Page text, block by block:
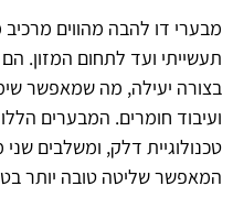
מבערי דו להבה מהווים מרכיב
תעשייתי ועד לתחום המזון.
בצורה יעילה, מה שמאפשר
ועיבוד חומרים. המבערים
טכנולוגיית דלק, ומשלבים
המאפשר שליטה טובה יותר